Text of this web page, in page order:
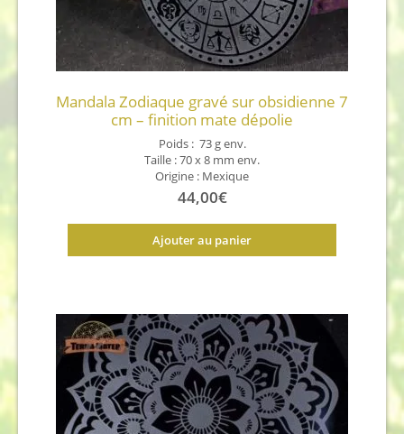
Mandala Zodiaque gravé sur obsidienne 7
cm – finition mate dépolie
Poids : 73 g env.
Taille : 70 x 8 mm env.
Origine : Mexique
44,00€
Ajouter au panier